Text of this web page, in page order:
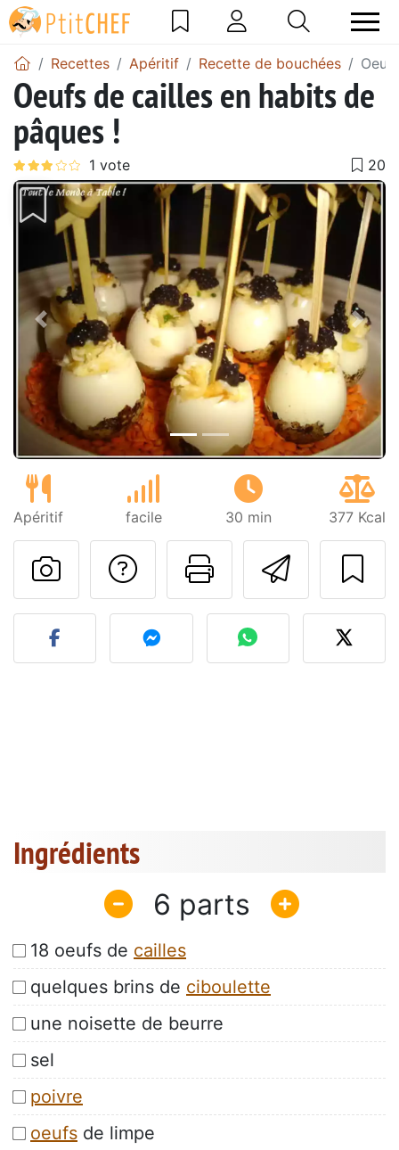
Recettes Apéritif Recette de bouchées
Oeufs de cailles en habits de
pâques !
Précédent
Apéritif facile 30 min 377 Kcal
Imprimer
Poser une
Publier votre photo de
Ingrédients
6
18 oeufs de cailles
quelques brins de ciboulette
une noisette de beurre
sel
poivre
oeufs de limpe